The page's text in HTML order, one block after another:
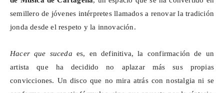
semillero de jóvenes intérpretes llamados a renovar la tradición
jonda desde el respeto y la innovación.
Hacer que suceda es, en definitiva, la confirmación de un
artista que ha decidido no aplazar más sus propias
convicciones. Un disco que no mira atrás con nostalgia ni se